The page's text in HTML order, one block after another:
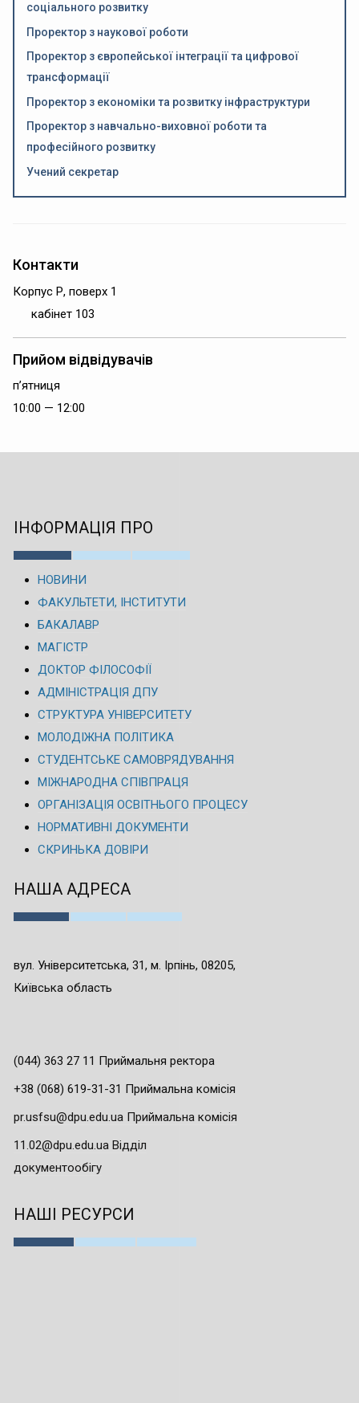
соціального розвитку
Проректор з наукової роботи
Проректор з європейської інтеграції та цифрової
трансформації
Проректор з економіки та розвитку інфраструктури
Проректор з навчально-виховної роботи та
професійного розвитку
Учений секретар
Контакти
Корпус Р, поверх 1
кабінет 103
Прийом відвідувачів
п’ятниця
10:00 — 12:00
ІНФОРМАЦІЯ ПРО
НОВИНИ
ФАКУЛЬТЕТИ, ІНСТИТУТИ
БАКАЛАВР
МАГІСТР
ДОКТОР ФІЛОСОФІЇ
АДМІНІСТРАЦІЯ ДПУ
СТРУКТУРА УНІВЕРСИТЕТУ
МОЛОДІЖНА ПОЛІТИКА
СТУДЕНТСЬКЕ САМОВРЯДУВАННЯ
МІЖНАРОДНА СПІВПРАЦЯ
ОРГАНІЗАЦІЯ ОСВІТНЬОГО ПРОЦЕСУ
НОРМАТИВНІ ДОКУМЕНТИ
СКРИНЬКА ДОВІРИ
НАША АДРЕСА
вул. Університетська, 31, м. Ірпінь, 08205,
Київська область
(044) 363 27 11 Приймальня ректора
+38 (068) 619-31-31 Приймальна комісія
pr.usfsu@dpu.edu.ua Приймальна комісія
11.02@dpu.edu.ua Відділ
документообігу
НАШІ РЕСУРСИ